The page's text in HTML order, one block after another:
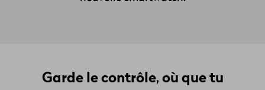
Garde le contrôle, où que tu